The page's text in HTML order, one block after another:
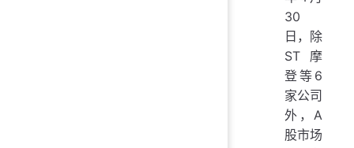
30
日，除
ST摩
登等6
家公司
外，A
股市场